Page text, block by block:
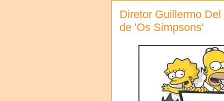
Diretor Guillermo
de 'Os Simpsons'